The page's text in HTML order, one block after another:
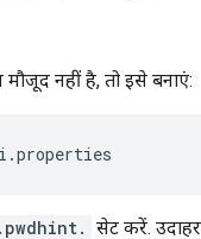
नहीं है, तो इसे बनाएं:
सेट करें.